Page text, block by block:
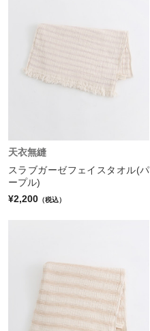
天衣無縫
スラブガーゼフェイスタオル(パ
ープル)
¥2,200 （税込）